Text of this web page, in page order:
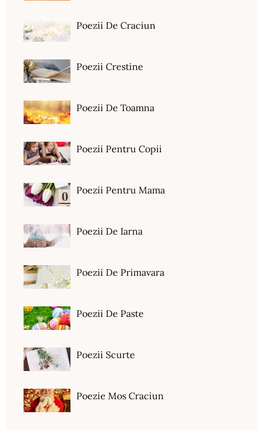
Poezii De Craciun
Poezii Crestine
Poezii De Toamna
Poezii Pentru Copii
Poezii Pentru Mama
Poezii De Iarna
Poezii De Primavara
Poezii De Paste
Poezii Scurte
Poezie Mos Craciun